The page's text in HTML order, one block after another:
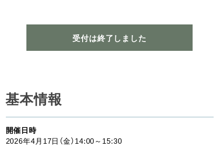
受付は終了しました
基本情報
開催日時
2026年4月17日（金）14:00～15:30